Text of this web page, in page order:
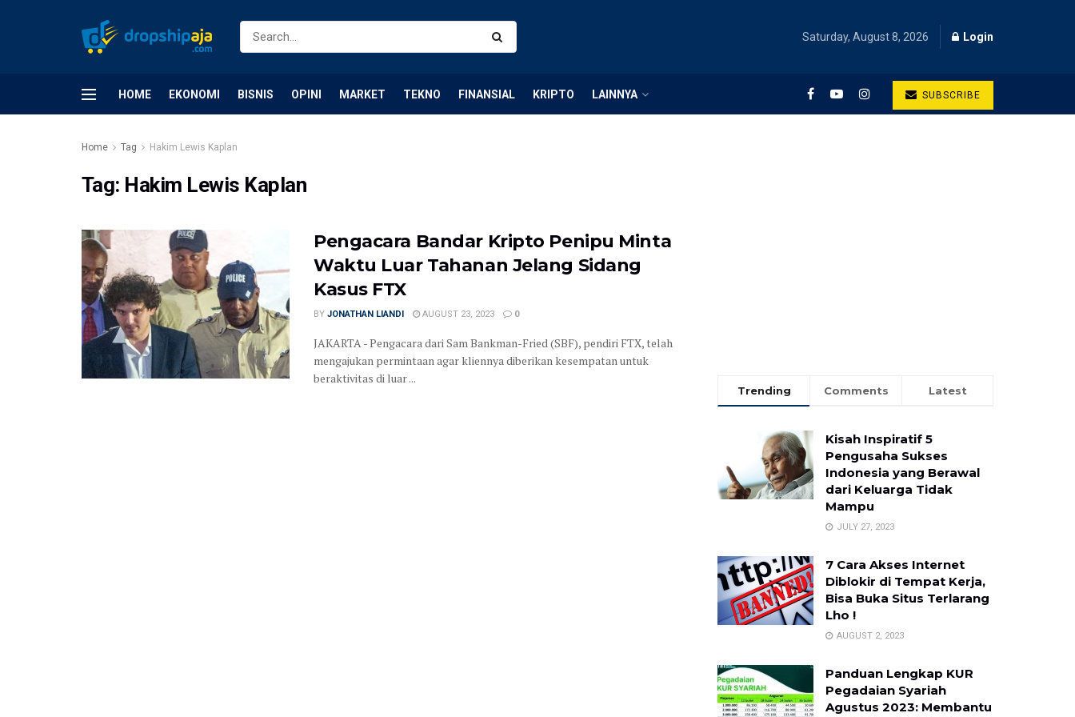
Saturday, August 8, 2026 Login
HOME EKONOMI BISNIS OPINI MARKET TEKNO FINANSIAL KRIPTO LAINNYA SUBSCRIBE
Home Tag Hakim Lewis Kaplan
Tag: Hakim Lewis Kaplan
Pengacara Bandar Kripto Penipu Minta
Waktu Luar Tahanan Jelang Sidang
Kasus FTX
BY JONATHAN LIANDI AUGUST 23, 2023 0
JAKARTA - Pengacara dari Sam Bankman-Fried (SBF), pendiri FTX, telah
mengajukan permintaan agar kliennya diberikan kesempatan untuk
beraktivitas di luar ...
Trending Comments Latest
Kisah Inspiratif 5
Pengusaha Sukses
Indonesia yang Berawal
dari Keluarga Tidak
Mampu
JULY 27, 2023
7 Cara Akses Internet
Diblokir di Tempat Kerja,
Bisa Buka Situs Terlarang
Lho !
AUGUST 2, 2023
Panduan Lengkap KUR
Pegadaian Syariah
Agustus 2023: Membantu